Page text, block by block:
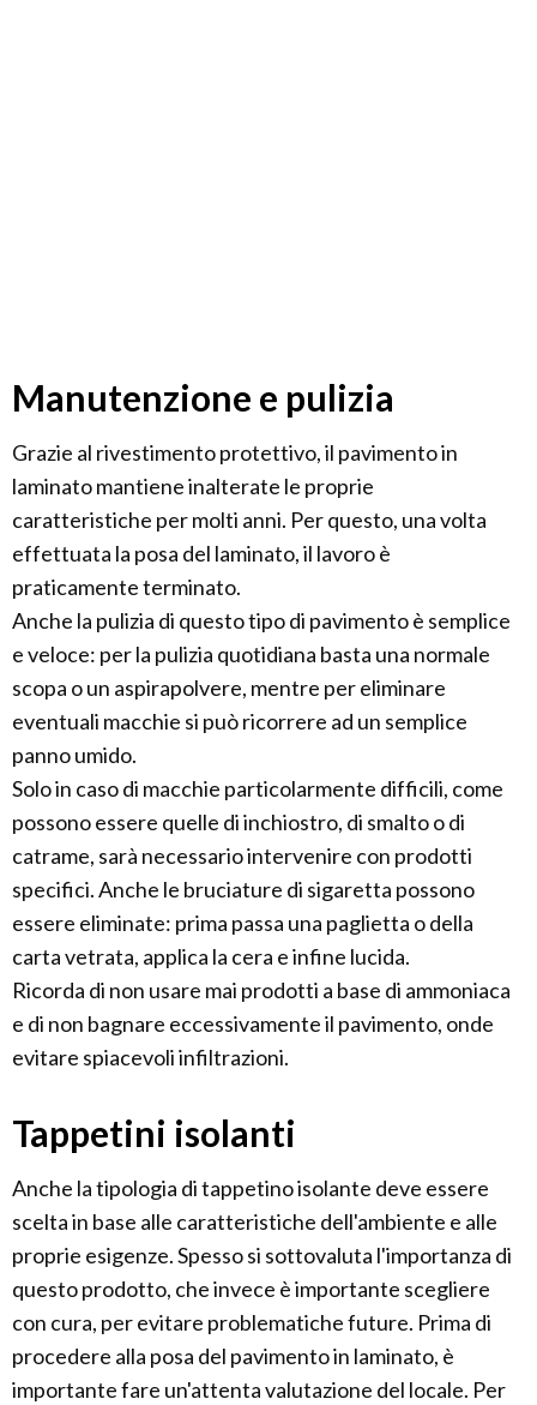
Manutenzione e pulizia
Grazie al rivestimento protettivo, il pavimento in
laminato mantiene inalterate le proprie
caratteristiche per molti anni. Per questo, una volta
effettuata la posa del laminato, il lavoro è
praticamente terminato.
Anche la pulizia di questo tipo di pavimento è semplice
e veloce: per la pulizia quotidiana basta una normale
scopa o un aspirapolvere, mentre per eliminare
eventuali macchie si può ricorrere ad un semplice
panno umido.
Solo in caso di macchie particolarmente difficili, come
possono essere quelle di inchiostro, di smalto o di
catrame, sarà necessario intervenire con prodotti
specifici. Anche le bruciature di sigaretta possono
essere eliminate: prima passa una paglietta o della
carta vetrata, applica la cera e infine lucida.
Ricorda di non usare mai prodotti a base di ammoniaca
e di non bagnare eccessivamente il pavimento, onde
evitare spiacevoli infiltrazioni.
Tappetini isolanti
Anche la tipologia di tappetino isolante deve essere
scelta in base alle caratteristiche dell'ambiente e alle
proprie esigenze. Spesso si sottovaluta l'importanza di
questo prodotto, che invece è importante scegliere
con cura, per evitare problematiche future. Prima di
procedere alla posa del pavimento in laminato, è
importante fare un'attenta valutazione del locale. Per